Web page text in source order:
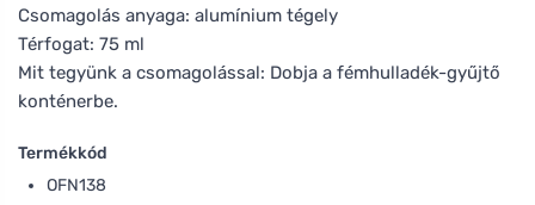
Csomagolás anyaga: alumínium tégely
Térfogat: 75 ml
Mit tegyünk a csomagolással: Dobja a fémhulladék-gyűjtő
konténerbe.
Termékkód
OFN138